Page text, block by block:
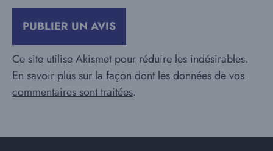
Ce site utilise Akismet pour réduire les indésirables.
En savoir plus sur la façon dont les données de vos
commentaires sont traitées.